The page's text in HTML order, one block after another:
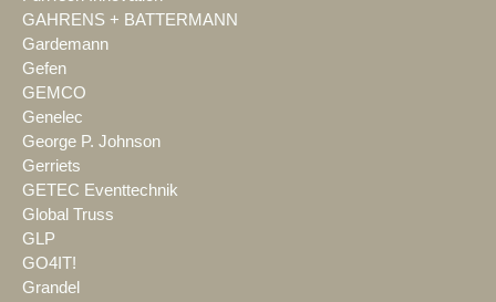
GAHRENS + BATTERMANN
Gardemann
Gefen
GEMCO
Genelec
George P. Johnson
Gerriets
GETEC Eventtechnik
Global Truss
GLP
GO4IT!
Grandel